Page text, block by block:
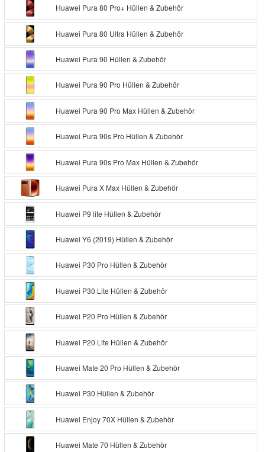
Huawei Pura 80 Pro+ Hüllen & Zubehör
Huawei Pura 80 Ultra Hüllen & Zubehör
Huawei Pura 90 Hüllen & Zubehör
Huawei Pura 90 Pro Hüllen & Zubehör
Huawei Pura 90 Pro Max Hüllen & Zubehör
Huawei Pura 90s Pro Hüllen & Zubehör
Huawei Pura 90s Pro Max Hüllen & Zubehör
Huawei Pura X Max Hüllen & Zubehör
Huawei P9 lite Hüllen & Zubehör
Huawei Y6 (2019) Hüllen & Zubehör
Huawei P30 Pro Hüllen & Zubehör
Huawei P30 Lite Hüllen & Zubehör
Huawei P20 Pro Hüllen & Zubehör
Huawei P20 Lite Hüllen & Zubehör
Huawei Mate 20 Pro Hüllen & Zubehör
Huawei P30 Hüllen & Zubehör
Huawei Enjoy 70X Hüllen & Zubehör
Huawei Mate 70 Hüllen & Zubehör